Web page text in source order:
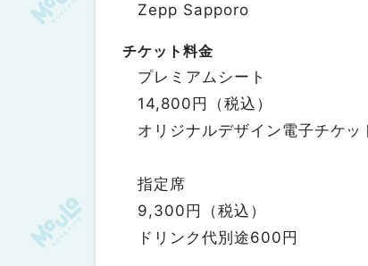
Zepp Sapporo
チケット料金
プレミアムシート
14,800円（税込）
オリジナルデザイン電子チケ
指定席
9,300円（税込）
ドリンク代別途600円